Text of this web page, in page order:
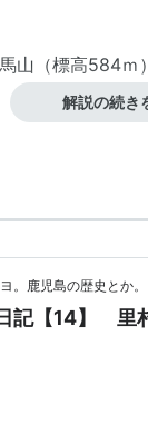
山（標高584ｍ
る山岳修験の場
本尊とした鞍馬
の修行の地であ
の名所としても
解説の続き
。鹿児島の歴史とか。
記【14】 里